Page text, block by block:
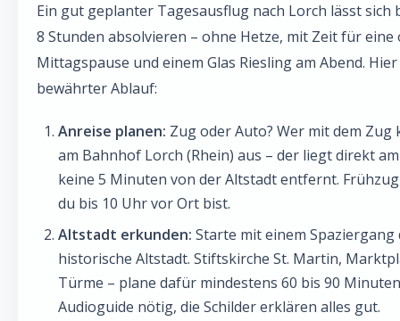
Ein gut geplanter Tagesausflug nach Lorch lässt sich
8 Stunden absolvieren – ohne Hetze, mit Zeit für eine
Mittagspause und einem Glas Riesling am Abend.
bewährter Ablauf:
Anreise planen: Zug oder Auto? Wer mit dem Zug
am Bahnhof Lorch (Rhein) aus – der liegt direkt
keine 5 Minuten von der Altstadt entfernt.
du bis 10 Uhr vor Ort bist.
Altstadt erkunden: Starte mit einem Spaziergang
historische Altstadt. Stiftskirche St. Martin,
Türme – plane dafür mindestens 60 bis 90
Audioguide nötig, die Schilder erklären alles gut.